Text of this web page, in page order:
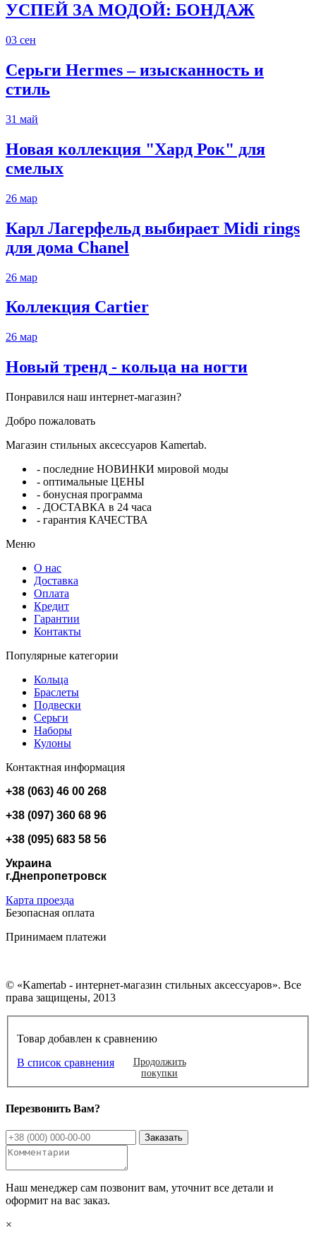
УСПЕЙ ЗА МОДОЙ: БОНДАЖ
03 сен
Серьги Hermes – изысканность и
стиль
31 май
Новая коллекция "Хард Рок" для
смелых
26 мар
Карл Лагерфельд выбирает Midi rings
для дома Chanel
26 мар
Коллекция Cartier
26 мар
Новый тренд - кольца на ногти
Понравился наш интернет-магазин?
Добро пожаловать
Магазин стильных аксессуаров Kamertab.
- последние НОВИНКИ мировой моды
- оптимальные ЦЕНЫ
- бонусная программа
- ДОСТАВКА в 24 часа
- гарантия КАЧЕСТВА
Меню
О нас
Доставка
Оплата
Кредит
Гарантии
Контакты
Популярные категории
Кольца
Браслеты
Подвески
Серьги
Наборы
Кулоны
Контактная информация
+38 (063) 46 00 268
+38 (097) 360 68 96
+38 (095) 683 58 56
Украина
г.Днепропетровск
Карта проезда
Безопасная оплата
Принимаем платежи
© «Kamertab - интернет-магазин стильных аксессуаров». Все
права защищены, 2013
Товар добавлен к сравнению
В список сравнения
Продолжить
покупки
Перезвонить Вам?
Наш менеджер сам позвонит вам, уточнит все детали и
оформит на вас заказ.
×